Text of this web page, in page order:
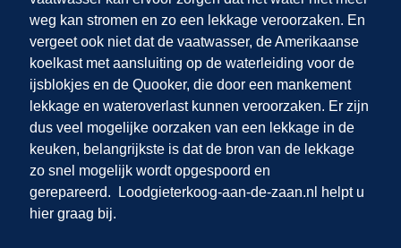
weg kan stromen en zo een lekkage veroorzaken. En
vergeet ook niet dat de vaatwasser, de Amerikaanse
koelkast met aansluiting op de waterleiding voor de
ijsblokjes en de Quooker, die door een mankement
lekkage en wateroverlast kunnen veroorzaken. Er zijn
dus veel mogelijke oorzaken van een lekkage in de
keuken, belangrijkste is dat de bron van de lekkage
zo snel mogelijk wordt opgespoord en
gerepareerd.
Loodgieterkoog-aan-de-zaan.nl helpt u
hier graag bij.